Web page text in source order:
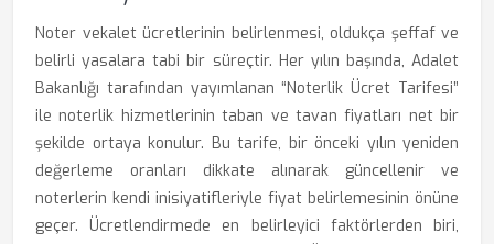
Noter vekalet ücretlerinin belirlenmesi, oldukça şeffaf ve
belirli yasalara tabi bir süreçtir. Her yılın başında, Adalet
Bakanlığı tarafından yayımlanan “Noterlik Ücret Tarifesi”
ile noterlik hizmetlerinin taban ve tavan fiyatları net bir
şekilde ortaya konulur. Bu tarife, bir önceki yılın yeniden
değerleme oranları dikkate alınarak güncellenir ve
noterlerin kendi inisiyatifleriyle fiyat belirlemesinin önüne
geçer. Ücretlendirmede en belirleyici faktörlerden biri,